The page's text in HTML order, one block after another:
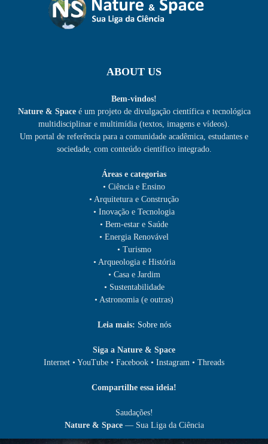
ABOUT US
Bem-vindos!
Nature & Spaceé um projeto de divulgação científica e tecnológica
multidisciplinar e multimídia (textos, imagens e vídeos).
Um portal de referência para a comunidade acadêmica, estudantes e
sociedade, com conteúdo científico integrado.
Áreas e categorias
• Ciência e Ensino
• Arquitetura e Construção
• Inovação e Tecnologia
• Bem-estar e Saúde
• Energia Renovável
• Turismo
• Arqueologia e História
• Casa e Jardim
• Sustentabilidade
• Astronomia (e outras)
Leia mais: Sobre nós
Siga a Nature & Space
Internet • YouTube • Facebook • Instagram • Threads
Compartilhe essa ideia!
Saudações!
Nature & Space— Sua Liga da Ciência